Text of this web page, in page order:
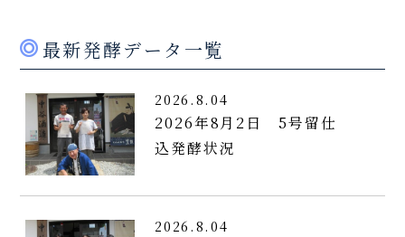
最新発酵データ一覧
2026.8.04
2026年8月2日 5号留仕
込発酵状況
2026.8.04